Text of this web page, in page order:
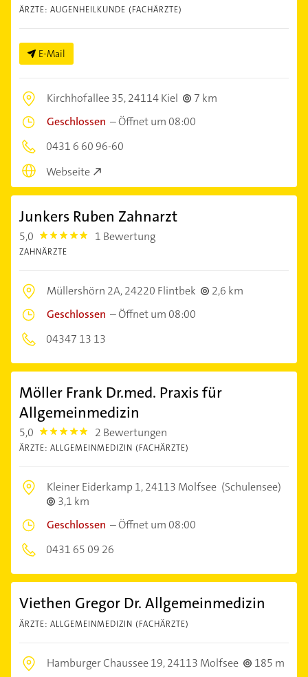
ÄRZTE: AUGENHEILKUNDE (FACHÄRZTE)
E-Mail
Kirchhofallee 35,24114 Kiel
7 km
Geschlossen –Öffnet um 08:00
0431 6 60 96-60
Webseite
Junkers Ruben Zahnarzt
5,0 5.0 1 Bewertung
ZAHNÄRZTE
Müllershörn 2A,24220 Flintbek
2,6 km
Geschlossen –Öffnet um 08:00
04347 13 13
Möller Frank Dr.med. Praxis für
Allgemeinmedizin
5,0 5.0 2 Bewertungen
ÄRZTE: ALLGEMEINMEDIZIN (FACHÄRZTE)
Kleiner Eiderkamp 1,24113 Molfsee (Schulensee)
3,1 km
Geschlossen –Öffnet um 08:00
0431 65 09 26
Viethen Gregor Dr. Allgemeinmedizin
ÄRZTE: ALLGEMEINMEDIZIN (FACHÄRZTE)
Hamburger Chaussee 19,24113 Molfsee
185 m